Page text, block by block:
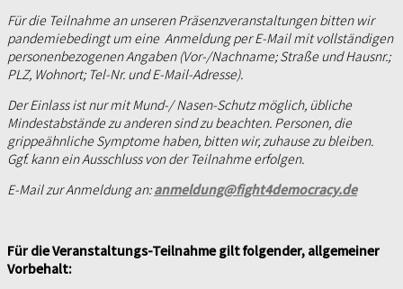
Für die Teilnahme an unseren Präsenzveranstaltungen bitten wir
pandemiebedingt um eine Anmeldung per E-Mail mit vollständigen
personenbezogenen Angaben (Vor-/Nachname; Straße und Hausnr.;
PLZ, Wohnort; Tel-Nr. und E-Mail-Adresse).
Der Einlass ist nur mit Mund-/ Nasen-Schutz möglich, übliche
Mindestabstände zu anderen sind zu beachten. Personen, die
grippeähnliche Symptome haben, bitten wir, zuhause zu bleiben.
Ggf. kann ein Ausschluss von der Teilnahme erfolgen.
E-Mail zur Anmeldung an: anmeldung@fight4democracy.de
Für die Veranstaltungs-Teilnahme gilt folgender, allgemeiner
Vorbehalt: